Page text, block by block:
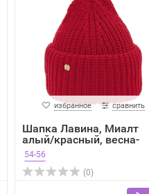
избранное сравнить
Шапка Лавина, Миалт
алый/красный, весна-
осень
54-56
(0)